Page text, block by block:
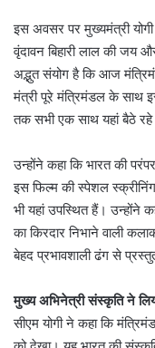
इस अवसर पर मुख्यमंत्री
वृंदावन बिहारी लाल की जय
अद्भुत संयोग है कि आज
मंत्री पूरे मंत्रिमंडल के साथ
तक सभी एक साथ यहां बैठे
उन्होंने कहा कि भारत की
इस फिल्म की स्पेशल
भी यहां उपस्थित हैं। उन्होंने
का किरदार निभाने वाली
बेहद प्रभावशाली ढंग से
मुख्य अभिनेत्री संस्कृति ने
सीएम योगी ने कहा कि